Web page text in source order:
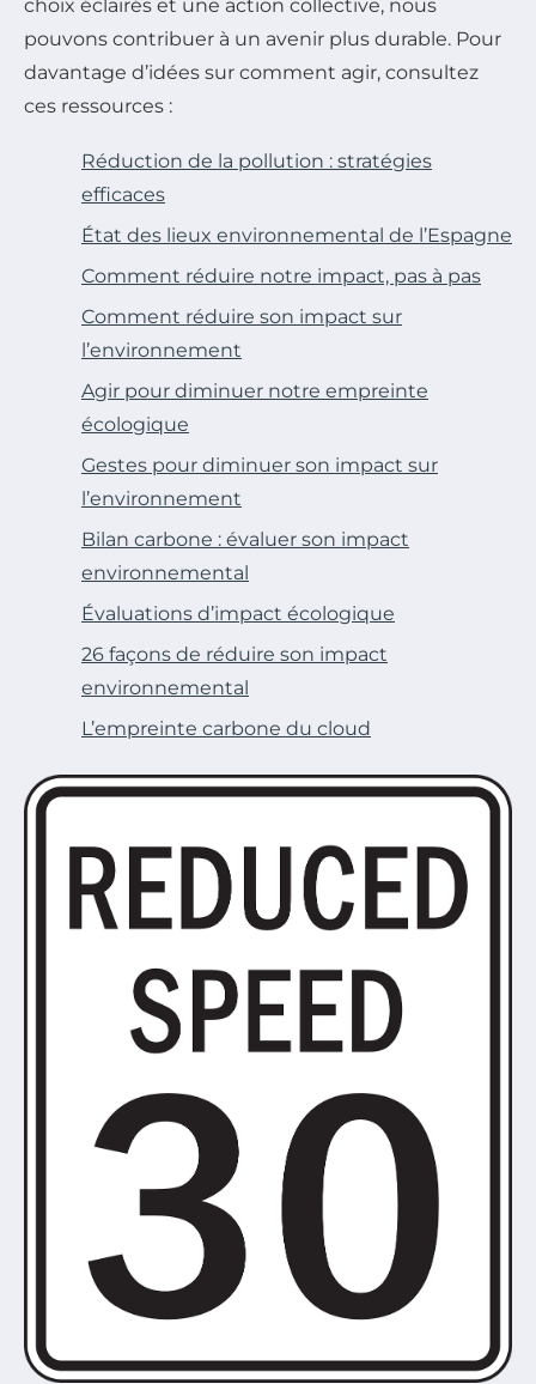
choix éclairés et une action collective, nous
pouvons contribuer à un avenir plus durable. Pour
davantage d’idées sur comment agir, consultez
ces ressources :
Réduction de la pollution : stratégies
efficaces
État des lieux environnemental de l’Espagne
Comment réduire notre impact, pas à pas
Comment réduire son impact sur
l’environnement
Agir pour diminuer notre empreinte
écologique
Gestes pour diminuer son impact sur
l’environnement
Bilan carbone : évaluer son impact
environnemental
Évaluations d’impact écologique
26 façons de réduire son impact
environnemental
L’empreinte carbone du cloud